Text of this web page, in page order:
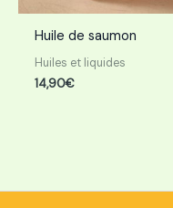
Huile de saumon
Huiles et liquides
14,90€